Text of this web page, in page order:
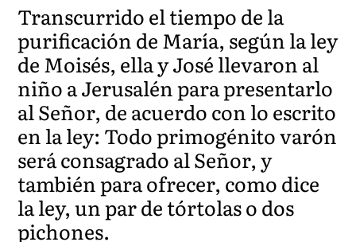
Transcurrido el tiempo de la
purificación de María, según la ley
de Moisés, ella y José llevaron al
niño a Jerusalén para presentarlo
al Señor, de acuerdo con lo escrito
en la ley: Todo primogénito varón
será consagrado al Señor, y
también para ofrecer, como dice
la ley, un par de tórtolas o dos
pichones.